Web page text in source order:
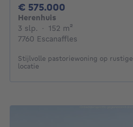
€ 575.000
Herenhuis
3 slp. 3 slaapkamers
· 152 m²
7760 Escanaffles
Stijlvolle pastoriewoning op rustige
locatie